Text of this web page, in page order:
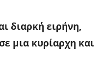
διαρκή ειρήνη,
μια κυρίαρχη και